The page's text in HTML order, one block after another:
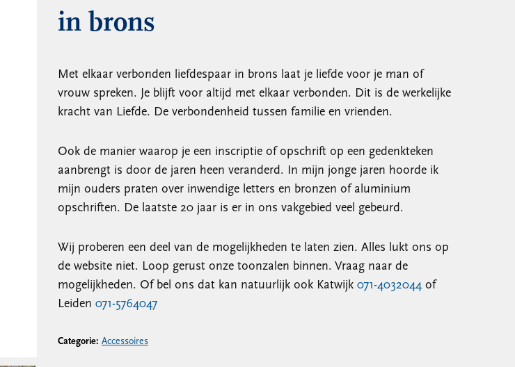
in brons
Met elkaar verbonden liefdespaar in brons laat je liefde voor je man of
vrouw spreken. Je blijft voor altijd met elkaar verbonden. Dit is de werkelijke
kracht van Liefde. De verbondenheid tussen familie en vrienden.
Ook de manier waarop je een inscriptie of opschrift op een gedenkteken
aanbrengt is door de jaren heen veranderd. In mijn jonge jaren hoorde ik
mijn ouders praten over inwendige letters en bronzen of aluminium
opschriften. De laatste 20 jaar is er in ons vakgebied veel gebeurd.
Wij proberen een deel van de mogelijkheden te laten zien. Alles lukt ons op
de website niet. Loop gerust onze toonzalen binnen. Vraag naar de
mogelijkheden. Of bel ons dat kan natuurlijk ook Katwijk 071-4032044of
Leiden 071-5764047
Categorie: Accessoires